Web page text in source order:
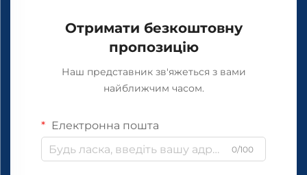
Отримати безкоштовну
пропозицію
Наш представник зв'яжеться з вами
найближчим часом.
Електронна пошта
0/100